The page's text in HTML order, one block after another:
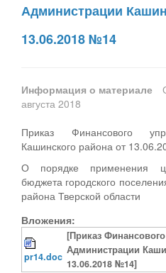
Администрации
13.06.2018 №14
Информация о материале
августа 2018
Приказ Финансового
Кашинского района от
О порядке применения
бюджета городского
района Тверской области
Вложения:
pr14.doc
[Приказ
Администрации
13.06.2018 №14]